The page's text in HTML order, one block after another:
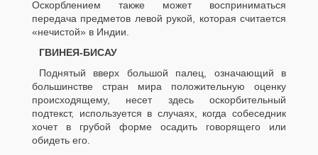
Оскорблением также может восприниматься
передача предметов левой рукой, которая считается
«нечистой» в Индии.
ГВИНЕЯ-БИСАУ
Поднятый вверх большой палец, означающий в
большинстве стран мира положительную оценку
происходящему, несет здесь оскорбительный
подтекст, используется в случаях, когда собеседник
хочет в грубой форме осадить говорящего или
обидеть его.